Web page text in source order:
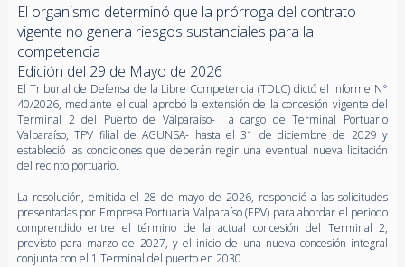
El organismo determinó que la prórroga del contrato
vigente no genera riesgos sustanciales para la
competencia
Edición del 29 de Mayo de 2026
El Tribunal de Defensa de la Libre Competencia (TDLC) dictó el Informe N°
40/2026, mediante el cual aprobó la extensión de la concesión vigente del
Terminal 2 del Puerto de Valparaíso- a cargo de Terminal Portuario
Valparaíso, TPV filial de AGUNSA- hasta el 31 de diciembre de 2029 y
estableció las condiciones que deberán regir una eventual nueva licitación
del recinto portuario.
La resolución, emitida el 28 de mayo de 2026, respondió a las solicitudes
presentadas por Empresa Portuaria Valparaíso (EPV) para abordar el periodo
comprendido entre el término de la actual concesión del Terminal 2,
previsto para marzo de 2027, y el inicio de una nueva concesión integral
conjunta con el 1 Terminal del puerto en 2030.